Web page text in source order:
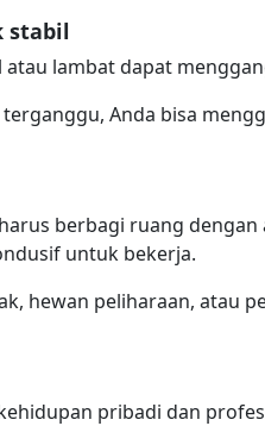
stabil
lambat dapat
Anda bisa
berbagi ruang
untuk bekerja.
hewan peliharaan, atau
pribadi dan